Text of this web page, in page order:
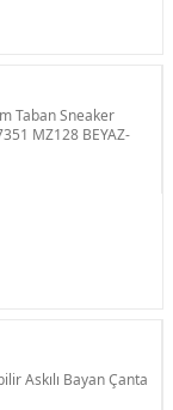
Taban Sneaker
MZ128 BEYAZ-
Askılı Bayan Çanta